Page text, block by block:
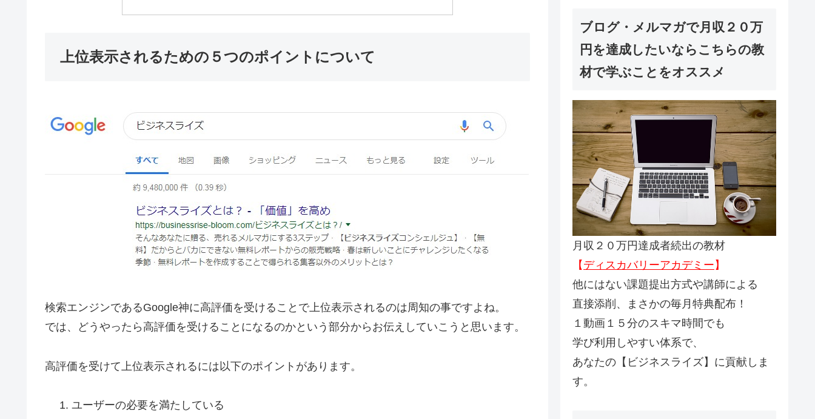
上位表示されるための５つのポイントについて
検索エンジンであるGoogle神に高評価を受けることで上位表示されるのは周知の事ですよね。
では、どうやったら高評価を受けることになるのかという部分からお伝えしていこうと思います。
高評価を受けて上位表示されるには以下のポイントがあります。
ユーザーの必要を満たしている
ブログ・メルマガで月収２０万
円を達成したいならこちらの教
材で学ぶことをオススメ
月収２０万円達成者続出の教材
【 ディスカバリーアカデミー 】
他にはない課題提出方式や講師による
直接添削、まさかの毎月特典配布！
１動画１５分のスキマ時間でも
学び利用しやすい体系で、
あなたの【ビジネスライズ】に貢献しま
す。